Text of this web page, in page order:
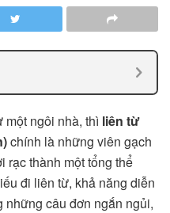
ngôi nhà, thì liên từ
chính là những viên gạch
rạc thành một tổng thể
đi liên từ, khả năng diễn
những câu đơn ngắn ngủi,